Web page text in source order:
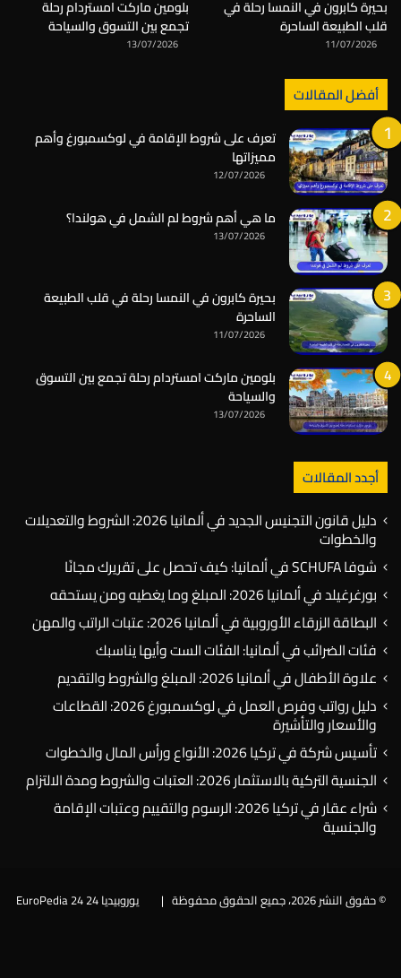
بحيرة كابرون في النمسا رحلة في
قلب الطبيعة الساحرة
11/07/2026
بلومين ماركت امستردام رحلة
تجمع بين التسوق والسياحة
13/07/2026
أفضل المقالات
تعرف على شروط الإقامة في لوكسمبورغ وأهم
مميزاتها
12/07/2026
ما هي أهم شروط لم الشمل في هولندا؟
13/07/2026
بحيرة كابرون في النمسا رحلة في قلب الطبيعة
الساحرة
11/07/2026
بلومين ماركت امستردام رحلة تجمع بين التسوق
والسياحة
13/07/2026
أجدد المقالات
دليل قانون التجنيس الجديد في ألمانيا 2026: الشروط والتعديلات
والخطوات
شوفا SCHUFA في ألمانيا: كيف تحصل على تقريرك مجانًا
بورغرغيلد في ألمانيا 2026: المبلغ وما يغطيه ومن يستحقه
البطاقة الزرقاء الأوروبية في ألمانيا 2026: عتبات الراتب والمهن
فئات الضرائب في ألمانيا: الفئات الست وأيها يناسبك
علاوة الأطفال في ألمانيا 2026: المبلغ والشروط والتقديم
دليل رواتب وفرص العمل في لوكسمبورغ 2026: القطاعات
والأسعار والتأشيرة
تأسيس شركة في تركيا 2026: الأنواع ورأس المال والخطوات
الجنسية التركية بالاستثمار 2026: العتبات والشروط ومدة الالتزام
شراء عقار في تركيا 2026: الرسوم والتقييم وعتبات الإقامة
والجنسية
© حقوق النشر 2026، جميع الحقوق محفوظة | يوروبيديا 24 EuroPedia 24